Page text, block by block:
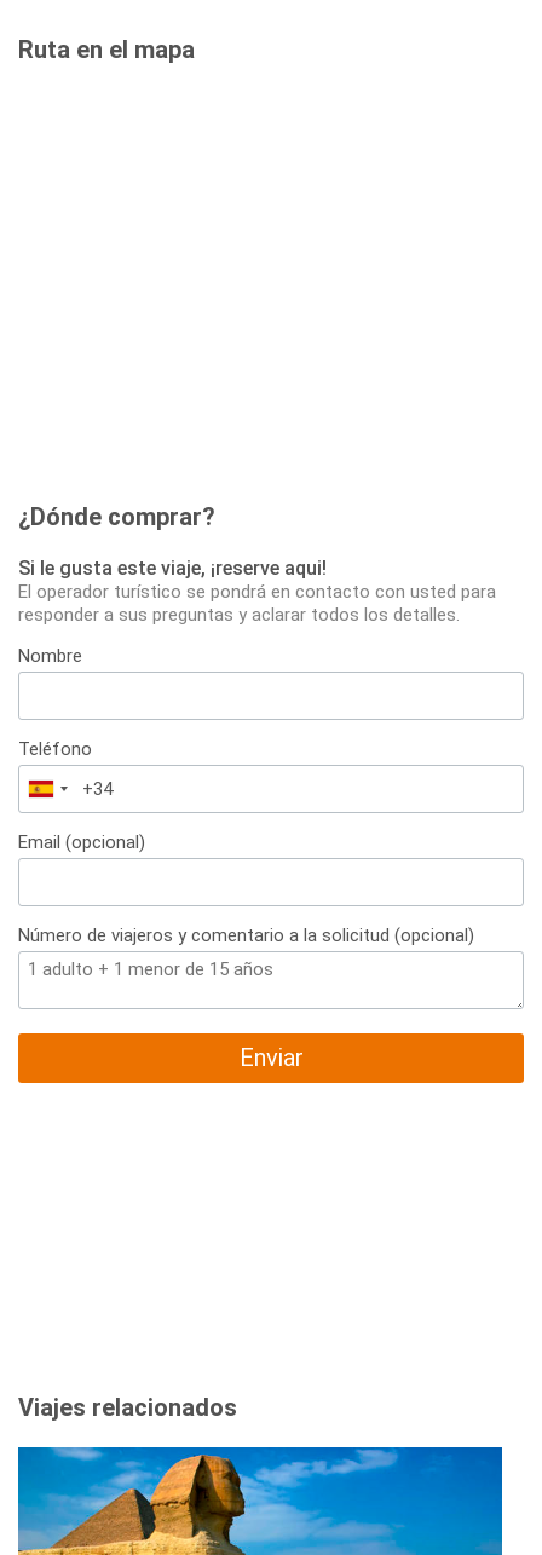
Ruta en el mapa
¿Dónde comprar?
Si le gusta este viaje, ¡reserve aqui!
El operador turístico se pondrá en contacto con usted para
responder a sus preguntas y aclarar todos los detalles.
Nombre
Teléfono
España
+34
Email (opcional)
Número de viajeros y comentario a la solicitud (opcional)
Enviar
Viajes relacionados